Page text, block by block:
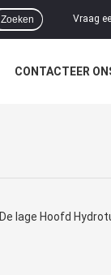
Vraag
Zoeken
CONTACTEER
De lage Hoofd